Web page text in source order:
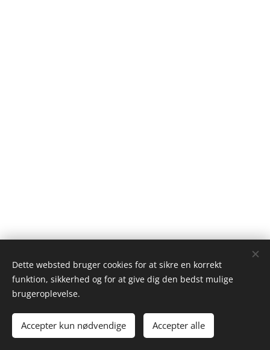
Alle rettigheder forbeholdes 2024
Cookies
Dette websted bruger cookies for at sikre en korrekt
funktion, sikkerhed og for at give dig den bedst mulige
brugeroplevelse.
Accepter kun nødvendige Accepter alle